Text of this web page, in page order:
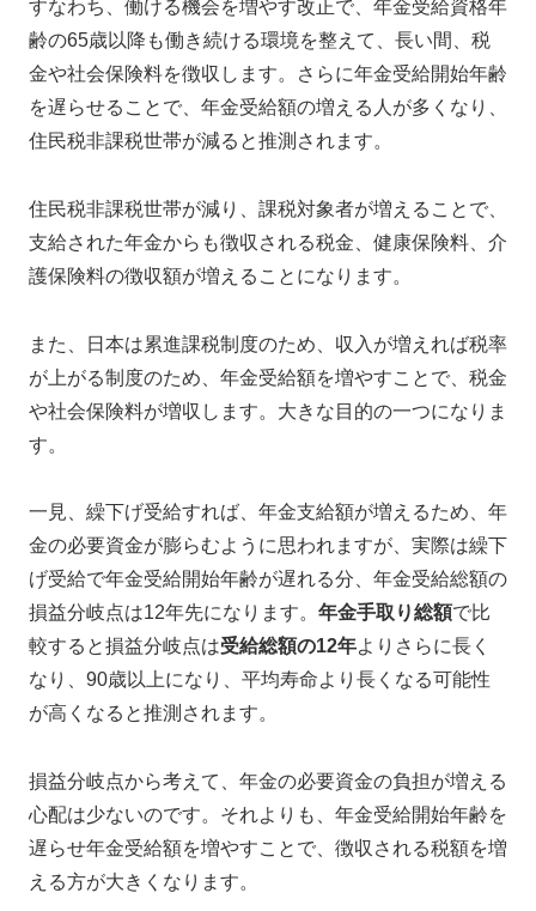
すなわち、働ける機会を増やす改正で、年金受給資格年
齢の65歳以降も働き続ける環境を整えて、長い間、税
金や社会保険料を徴収します。さらに年金受給開始年齢
を遅らせることで、年金受給額の増える人が多くなり、
住民税非課税世帯が減ると推測されます。
住民税非課税世帯が減り、課税対象者が増えることで、
支給された年金からも徴収される税金、健康保険料、介
護保険料の徴収額が増えることになります。
また、日本は累進課税制度のため、収入が増えれば税率
が上がる制度のため、年金受給額を増やすことで、税金
や社会保険料が増収します。大きな目的の一つになりま
す。
一見、繰下げ受給すれば、年金支給額が増えるため、年
金の必要資金が膨らむように思われますが、実際は繰下
げ受給で年金受給開始年齢が遅れる分、年金受給総額の
損益分岐点は12年先になります。 年金手取り総額で比
較すると損益分岐点は受給総額の12年よりさらに長く
なり、90歳以上になり、平均寿命より長くなる可能性
が高くなると推測されます。
損益分岐点から考えて、年金の必要資金の負担が増える
心配は少ないのです。それよりも、年金受給開始年齢を
遅らせ年金受給額を増やすことで、徴収される税額を増
える方が大きくなります。